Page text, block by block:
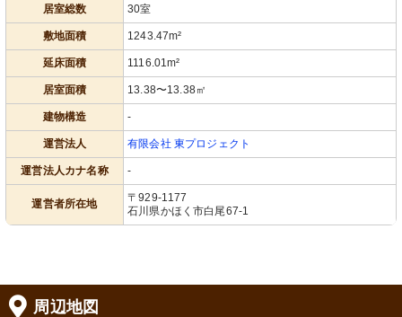
居室総数 30室
敷地面積 1243.47m²
延床面積 1116.01m²
居室面積 13.38〜13.38㎡
建物構造 -
運営法人 有限会社 東プロジェクト
運営法人カナ名称 -
運営者所在地
〒929-1177
石川県かほく市白尾67-1
周辺地図